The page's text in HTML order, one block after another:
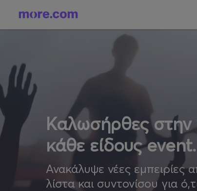
Καλωσήρθες
κάθε είδους event.
Ανακάλυψε νέες εμπειρίες
λίστα και συντονίσου για